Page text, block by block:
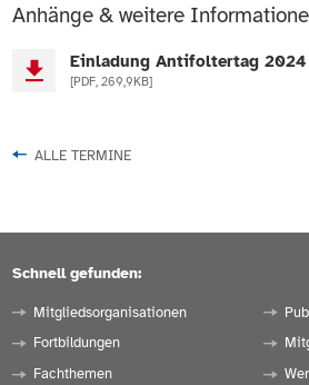
Anhänge & weitere
Einladung Antifoltertag
[PDF, 269,9KB]
ALLE TERMINE
Schnell gefunden:
Mitgliedsorganisationen
Fortbildungen
Fachthemen